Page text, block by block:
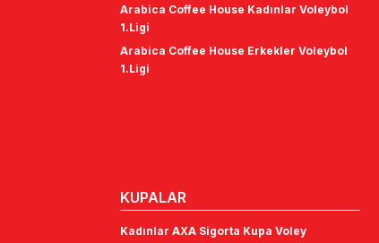
Arabica Coffee House Kadınlar Voleybol
1.Ligi
Arabica Coffee House Erkekler Voleybol
1.Ligi
KUPALAR
Kadınlar AXA Sigorta Kupa Voley